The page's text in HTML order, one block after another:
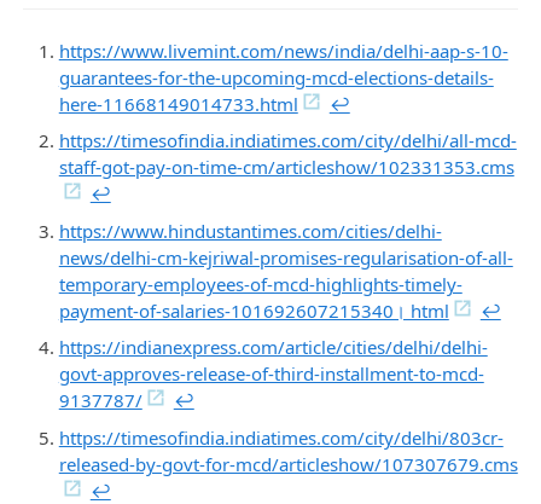
https://www.livemint.com/news/india/delhi-aap-s-10-
guarantees-for-the-upcoming-mcd-elections-details-
here-11668149014733.html
↩︎
https://timesofindia.indiatimes.com/city/delhi/all-mcd-
staff-got-pay-on-time-cm/articleshow/102331353.cms
↩︎
https://www.hindustantimes.com/cities/delhi-
news/delhi-cm-kejriwal-promises-regularisation-of-all-
temporary-employees-of-mcd-highlights-timely-
payment-of-salaries-101692607215340। html
↩︎
https://indianexpress.com/article/cities/delhi/delhi-
govt-approves-release-of-third-installment-to-mcd-
9137787/
↩︎
https://timesofindia.indiatimes.com/city/delhi/803cr-
released-by-govt-for-mcd/articleshow/107307679.cms
↩︎